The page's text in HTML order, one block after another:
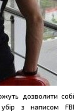
дозволити собі
з написом FBI